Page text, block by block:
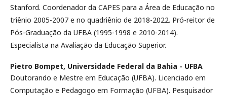
Stanford. Coordenador da CAPES para a Área de Educação no
triênio 2005-2007 e no quadriênio de 2018-2022. Pró-reitor de
Pós-Graduação da UFBA (1995-1998 e 2010-2014).
Especialista na Avaliação da Educação Superior.
Pietro Bompet, Universidade Federal da Bahia - UFBA
Doutorando e Mestre em Educação (UFBA). Licenciado em
Computação e Pedagogo em Formação (UFBA). Pesquisador